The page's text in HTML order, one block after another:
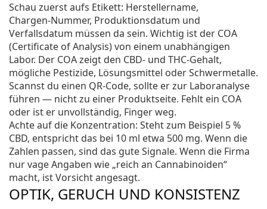
Schau zuerst aufs Etikett: Herstellername,
Chargen‑Nummer, Produktionsdatum und
Verfallsdatum müssen da sein. Wichtig ist der COA
(Certificate of Analysis) von einem unabhängigen
Labor. Der COA zeigt den CBD‑ und THC‑Gehalt,
mögliche Pestizide, Lösungsmittel oder Schwermetalle.
Scannst du einen QR‑Code, sollte er zur Laboranalyse
führen — nicht zu einer Produktseite. Fehlt ein COA
oder ist er unvollständig, Finger weg.
Achte auf die Konzentration: Steht zum Beispiel 5 %
CBD, entspricht das bei 10 ml etwa 500 mg. Wenn die
Zahlen passen, sind das gute Signale. Wenn die Firma
nur vage Angaben wie „reich an Cannabinoiden“
macht, ist Vorsicht angesagt.
OPTIK, GERUCH UND KONSISTENZ